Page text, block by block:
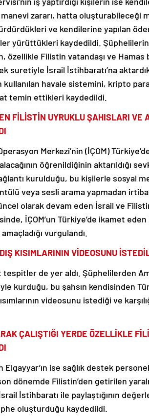
zararı, hatta oluşturabileceği
ve kendilerine yapılan
yürüttükleri kaydedildi. Şüphelilerin
Filistin vatandaşı ve Hamas
İsrail İstihbaratı’na
havale sistemini, kripto
temin ettikleri kaydedildi.
FİLİSTİN UYRUKLU ŞAHISLARI VE
Merkezi’nin (İÇOM)
öğrenildiğinin aktarıldığı
kurulduğu, bu kişilerle sosyal
veya sesli arama yapmadan
olarak devam eden İsrail ve Filistin
İÇOM’un Türkiye’de ikamet
vurgulandı.
KISIMLARININ VİDEOSUNU
tespitler de yer aldı. Şüphelilerden
kurduğu, bu şahsın kendisinden
videosunu istediği ve
ÇALIŞTIĞI YERDE ÖZELLİKLE
ise sağlık destek
dönemde Filistin’den getirilen
İstihbaratı ile paylaştığının
oluşturduğu kaydedildi.